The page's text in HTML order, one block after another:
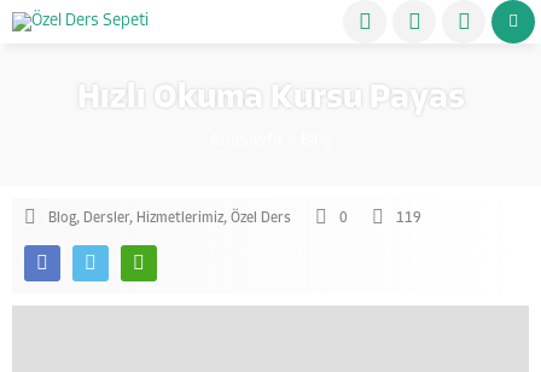
Hızlı Okuma Kursu Payas
Blog, Dersler, Hizmetlerimiz, Özel Ders 0 119